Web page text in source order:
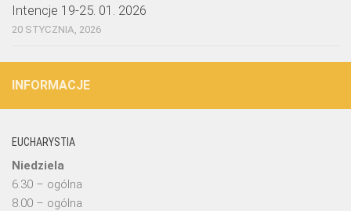
Intencje 19-25. 01. 2026
20 STYCZNIA, 2026
INFORMACJE
EUCHARYSTIA
Niedziela
6.30 – ogólna
8.00 – ogólna